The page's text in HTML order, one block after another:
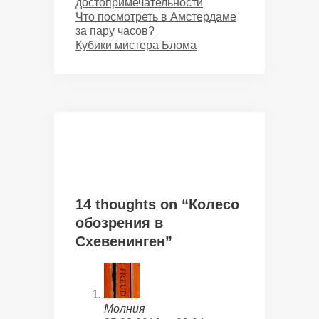
достопримечательности
Что посмотреть в Амстердаме
за пару часов?
Кубики мистера Блома
14 thoughts on “Колесо
обозрения в
Схевенинген”
Молния